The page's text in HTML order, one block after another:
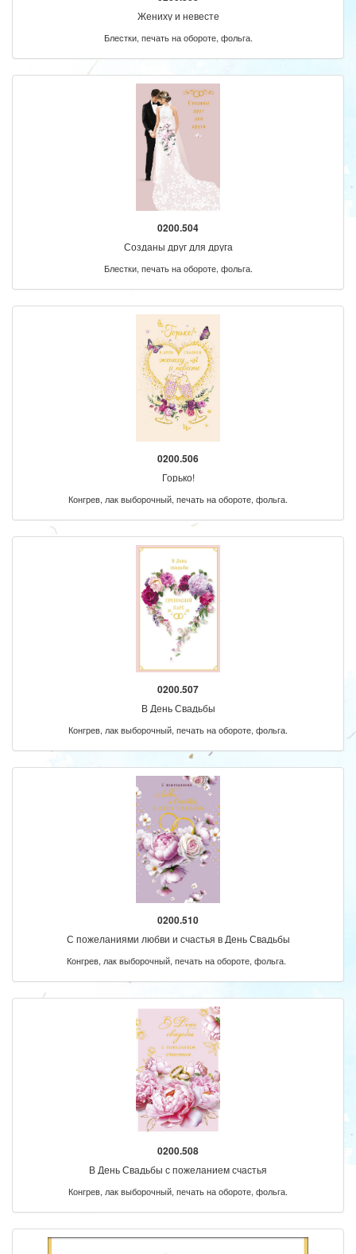
Жениху и невесте
Блестки, печать на обороте, фольга.
0200.504
Созданы друг для друга
Блестки, печать на обороте, фольга.
0200.506
Горько!
Конгрев, лак выборочный, печать на обороте, фольга.
0200.507
В День Свадьбы
Конгрев, лак выборочный, печать на обороте, фольга.
0200.510
С пожеланиями любви и счастья в День Свадьбы
Конгрев, лак выборочный, печать на обороте, фольга.
0200.508
В День Свадьбы с пожеланием счастья
Конгрев, лак выборочный, печать на обороте, фольга.